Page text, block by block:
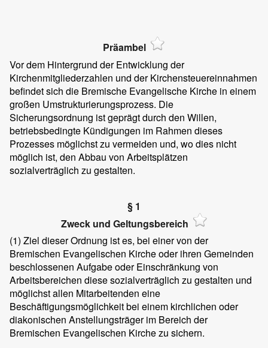
Präambel
Vor dem Hintergrund der Entwicklung der
Kirchenmitgliederzahlen und der Kirchensteuereinnahmen
befindet sich die Bremische Evangelische Kirche in einem
großen Umstrukturierungsprozess. Die
Sicherungsordnung ist geprägt durch den Willen,
betriebsbedingte Kündigungen im Rahmen dieses
Prozesses möglichst zu vermeiden und, wo dies nicht
möglich ist, den Abbau von Arbeitsplätzen
sozialverträglich zu gestalten.
§ 1
Zweck und Geltungsbereich
(1) Ziel dieser Ordnung ist es, bei einer von der
Bremischen Evangelischen Kirche oder ihren Gemeinden
beschlossenen Aufgabe oder Einschränkung von
Arbeitsbereichen diese sozialverträglich zu gestalten und
möglichst allen Mitarbeitenden eine
Beschäftigungsmöglichkeit bei einem kirchlichen oder
diakonischen Anstellungsträger im Bereich der
Bremischen Evangelischen Kirche zu sichern.